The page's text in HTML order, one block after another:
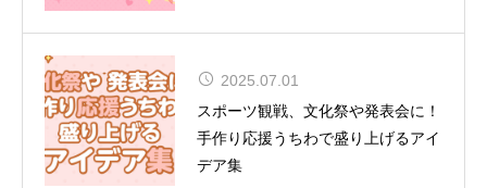
2025.07.01
スポーツ観戦、文化祭や発表会に！
手作り応援うちわで盛り上げるアイ
デア集
CUTIE STREET 初の全国ツアー12
都市15公演